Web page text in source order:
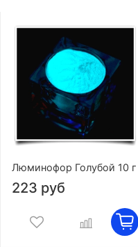
Люминофор Голубой 10 г
223 руб